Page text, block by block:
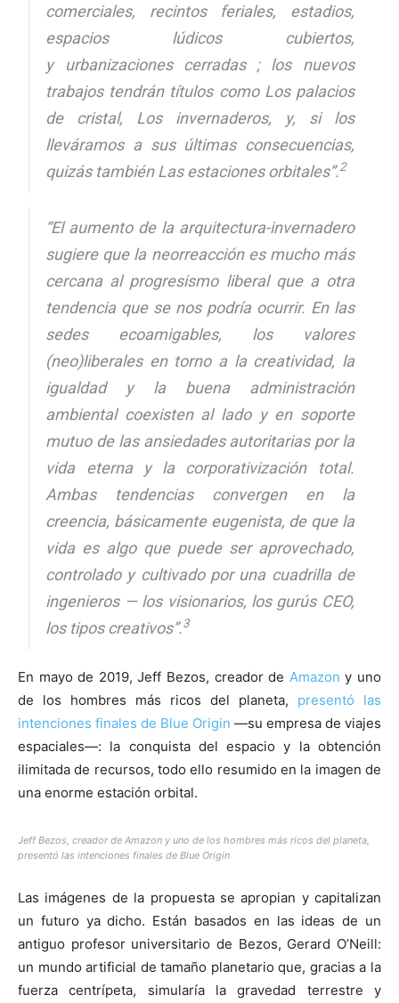
comerciales, recintos feriales, estadios,
espacios lúdicos cubiertos,
y
urbanizaciones cerradas; los nuevos
trabajos tendrán títulos como Los palacios
de cristal, Los invernaderos, y, si los
lleváramos a sus últimas consecuencias,
quizás también Las estaciones orbitales”.2
“El aumento de la arquitectura-invernadero
sugiere que la neorreacción es mucho más
cercana al progresismo liberal que a otra
tendencia que se nos podría ocurrir. En las
sedes ecoamigables, los valores
(neo)liberales en torno a la creatividad, la
igualdad y la buena administración
ambiental coexisten al lado y en soporte
mutuo de las ansiedades autoritarias por la
vida eterna y la corporativización total.
Ambas tendencias convergen en la
creencia, básicamente eugenista, de que la
vida es algo que puede ser aprovechado,
controlado y cultivado por una cuadrilla de
ingenieros — los visionarios, los gurús CEO,
los tipos creativos”.3
En mayo de 2019, Jeff Bezos, creador de Amazon y uno
de los hombres más ricos del planeta, presentó las
intenciones finales de Blue Origin —su empresa de viajes
espaciales—: la conquista del espacio y la obtención
ilimitada de recursos, todo ello resumido en la imagen de
una enorme estación orbital.
Jeff Bezos, creador de Amazon y uno de los hombres más ricos del planeta,
presentó las intenciones finales de Blue Origin
Las imágenes de la propuesta se apropian y capitalizan
un futuro ya dicho. Están basados ​​en las ideas de un
antiguo profesor universitario de Bezos, Gerard O’Neill:
un mundo artificial de tamaño planetario que, gracias a la
fuerza centrípeta, simularía la gravedad terrestre y